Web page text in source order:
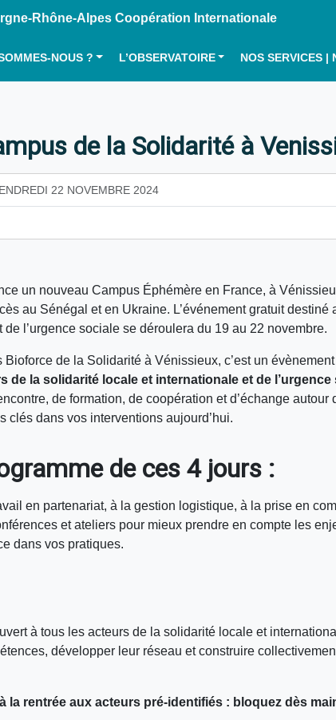
Rhône-Alpes Coopération Internationale
NOUS ? L’OBSERVATOIRE NOS SERVICES |
de la Solidarité à
22 NOVEMBRE 2024
un nouveau Campus Éphémère en France, à
au Sénégal et en Ukraine. L’événement gratuit destiné
de l’urgence sociale se déroulera du 19 au 22 novembre.
Bioforce de la Solidarité à Vénissieux, c’est un
de la solidarité locale et internationale et de l’urgence
de formation, de coopération et d’échange autour
clés dans vos interventions aujourd’hui.
de ces 4 jours :
en partenariat, à la gestion logistique, à la prise en
et ateliers pour mieux prendre en compte les
dans vos pratiques.
à tous les acteurs de la solidarité locale et
développer leur réseau et construire
la rentrée aux acteurs pré-identifiés : bloquez dès